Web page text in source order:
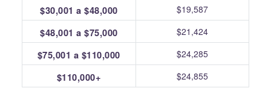
$30,001 a $48,000 $19,587
$48,001 a $75,000 $21,424
$75,001 a $110,000 $24,285
$110,000+ $24,855